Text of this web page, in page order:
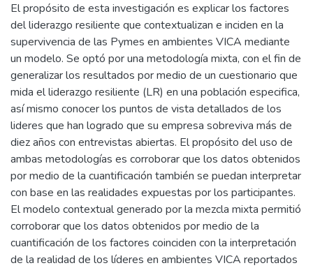
El propósito de esta investigación es explicar los factores
del liderazgo resiliente que contextualizan e inciden en la
supervivencia de las Pymes en ambientes VICA mediante
un modelo. Se optó por una metodología mixta, con el fin de
generalizar los resultados por medio de un cuestionario que
mida el liderazgo resiliente (LR) en una población especifica,
así mismo conocer los puntos de vista detallados de los
lideres que han logrado que su empresa sobreviva más de
diez años con entrevistas abiertas. El propósito del uso de
ambas metodologías es corroborar que los datos obtenidos
por medio de la cuantificación también se puedan interpretar
con base en las realidades expuestas por los participantes.
El modelo contextual generado por la mezcla mixta permitió
corroborar que los datos obtenidos por medio de la
cuantificación de los factores coinciden con la interpretación
de la realidad de los líderes en ambientes VICA reportados